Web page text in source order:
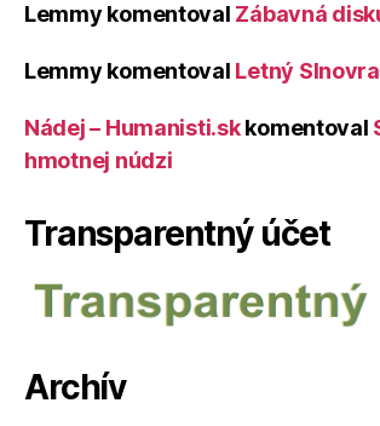
Lemmy komentoval Zábavná
Lemmy komentoval Letný
Nádej – Humanisti.skkomentoval
hmotnej núdzi
Transparentný účet
Archív